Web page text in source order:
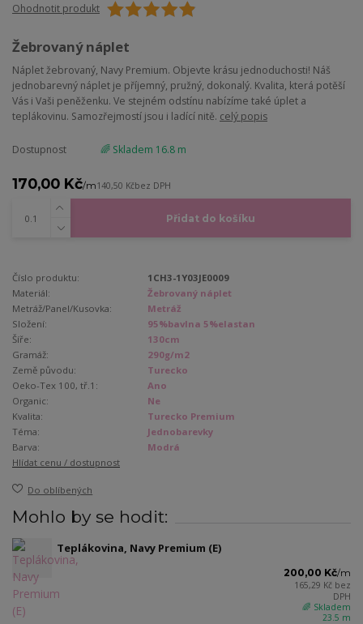
Ohodnotit produkt
Žebrovaný náplet
Náplet žebrovaný, Navy Premium. Objevte krásu jednoduchosti! Náš
jednobarevný náplet je příjemný, pružný, dokonalý. Kvalita, která potěší
Vás i Vaši peněženku. Ve stejném odstínu nabízíme také úplet a
teplákovinu. Samozřejmostí jsou i ladící nitě. celý popis
Dostupnost 🌈 Skladem 16.8 m
170,00 Kč/m140,50 Kčbez DPH
Přidat do košíku
Číslo produktu:
1CH3-1Y03JE0009
Materiál:
Žebrovaný náplet
Metráž/Panel/Kusovka:
Metráž
Složení:
95%bavlna 5%elastan
Šíře:
130cm
Gramáž:
290g/m2
Země původu:
Turecko
Oeko-Tex 100, tř.1:
Ano
Organic:
Ne
Kvalita:
Turecko Premium
Téma:
Jednobarevky
Barva:
Modrá
Hlídat cenu / dostupnost
Do oblíbených
Mohlo by se hodit:
Teplákovina, Navy Premium (E)
200,00 Kč/m
165,29 Kč bez
DPH
🌈 Skladem
23.5 m